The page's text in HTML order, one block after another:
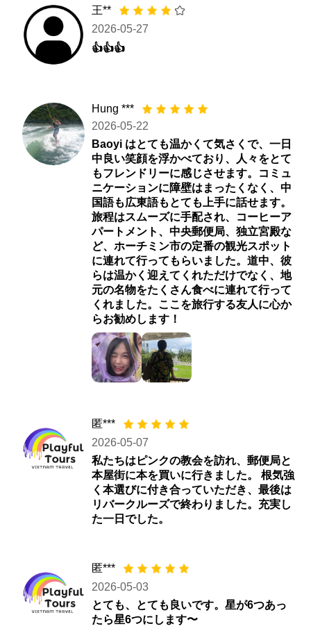
王**
2026-05-27
👍👍👍
Hung ***
2026-05-22
Baoyi はとても温かくて気さくで、一日
中良い笑顔を浮かべており、人々をとて
もフレンドリーに感じさせます。コミュ
ニケーションに障壁はまったくなく、中
国語も広東語もとても上手に話せます。
旅程はスムーズに手配され、コーヒーア
パートメント、中央郵便局、独立宮殿な
ど、ホーチミン市の定番の観光スポット
に連れて行ってもらいました。道中、彼
らは温かく迎えてくれただけでなく、地
元の名物をたくさん食べに連れて行って
くれました。ここを旅行する友人に心か
らお勧めします！
匿***
2026-05-07
私たちはピンクの教会を訪れ、郵便局と
本屋街に本を買いに行きました。 根気強
く本選びに付き合っていただき、最後は
リバークルーズで終わりました。充実し
た一日でした。
匿***
2026-05-03
とても、とても良いです。星が6つあっ
たら星6つにします〜